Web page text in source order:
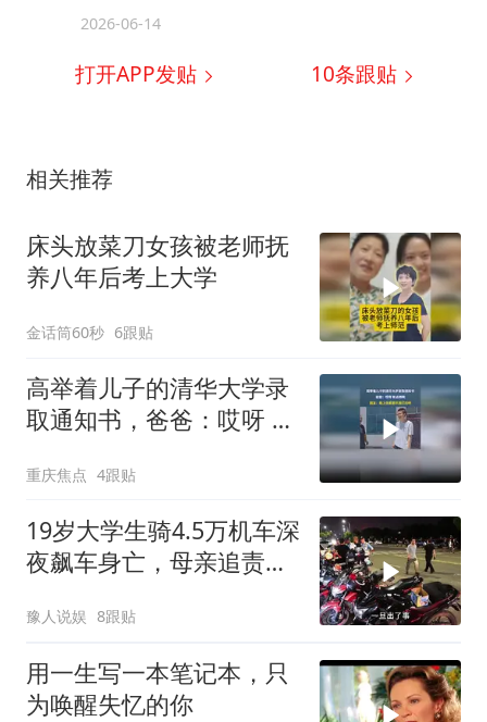
2026-06-14
打开APP发贴 10条跟贴
相关推荐
床头放菜刀女孩被老师抚
养八年后考上大学
金话筒60秒 6跟贴
高举着儿子的清华大学录
取通知书，爸爸：哎呀 有
重庆焦点 4跟贴
19岁大学生骑4.5万机车深
夜飙车身亡，母亲追责，
豫人说娱 8跟贴
用一生写一本笔记本，只
为唤醒失忆的你